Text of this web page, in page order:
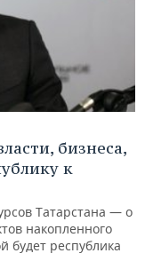
бизнеса,
к
Татарстана — о
накопленного
будет республика